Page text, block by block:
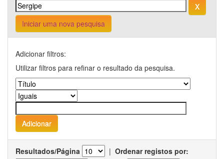
Iniciar uma nova pesquisa
Adicionar filtros:
Utilizar filtros para refinar o resultado da pesquisa.
Resultados/Página | Ordenar registos por: